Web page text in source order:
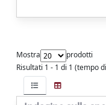
Mostra
prodotti
Risultati 1 - 1 di 1 (tempo